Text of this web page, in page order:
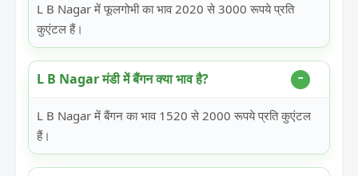
L B Nagar में फूलगोभी का भाव 2020 से 3000 रूपये प्रति
कुएंटल हैं।
L B Nagar मंडी में बैंगन क्या भाव है?
L B Nagar में बैंगन का भाव 1520 से 2000 रूपये प्रति कुएंटल
हैं।